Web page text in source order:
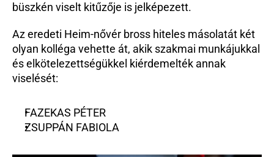
büszkén viselt kitűzője is jelképezett.
Az eredeti Heim-nővér bross hiteles másolatát két
olyan kolléga vehette át, akik szakmai munkájukkal
és elkötelezettségükkel kiérdemelték annak
viselését:
FAZEKAS PÉTER
ZSUPPÁN FABIOLA